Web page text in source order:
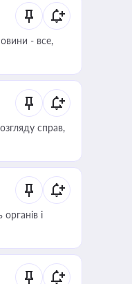
- все,
справ,
і